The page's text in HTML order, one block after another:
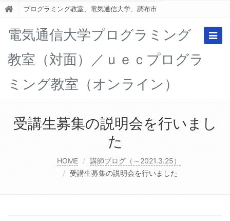
プログラミング教室、電気通信大学、調布市
電気通信大学プログラミング
教室（対面）／ｕｅｃプログラ
ミング教室（オンライン）
受講生募集の説明会を行いまし
た
HOME
講師ブログ（～2021.3.25）
受講生募集の説明会を行いました